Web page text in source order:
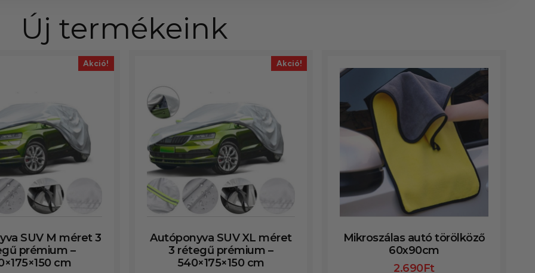
Új termékeink
Akció!
SUV M méret 3
prémium –
cm
Akció!
Autóponyva SUV XL méret
3 rétegű prémium –
540×175×150 cm
Mikroszálas autó törölköző
60x90cm
2.690Ft